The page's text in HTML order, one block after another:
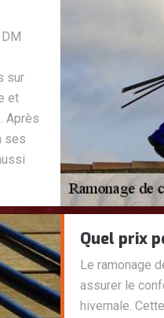
sur
et
Après
ses
Quel prix
Le ramonage
assurer le
hivernale.